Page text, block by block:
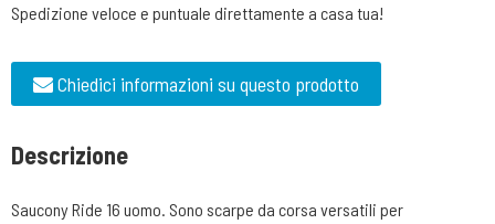
Spedizione veloce e puntuale direttamente a casa tua!
Chiedici informazioni su questo prodotto
Descrizione
Saucony Ride 16 uomo. Sono scarpe da corsa versatili per